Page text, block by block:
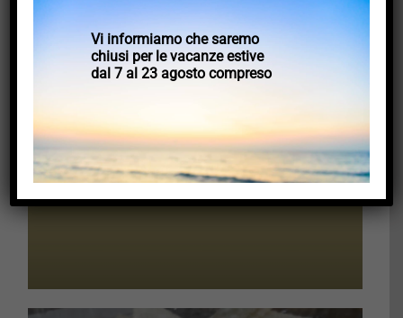
Vi informiamo che saremo
chiusi per le vacanze estive
dal 7 al 23 agosto compreso